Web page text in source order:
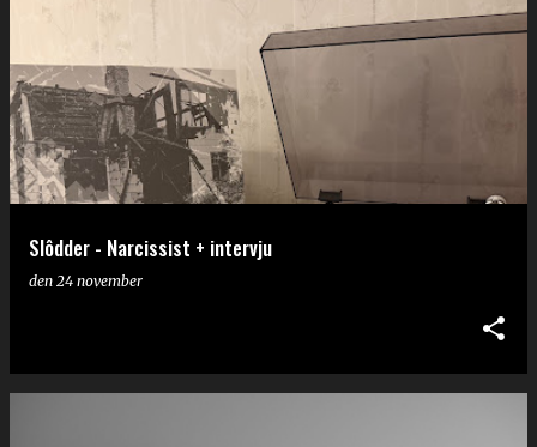
Slôdder - Narcissist + intervju
den 24 november